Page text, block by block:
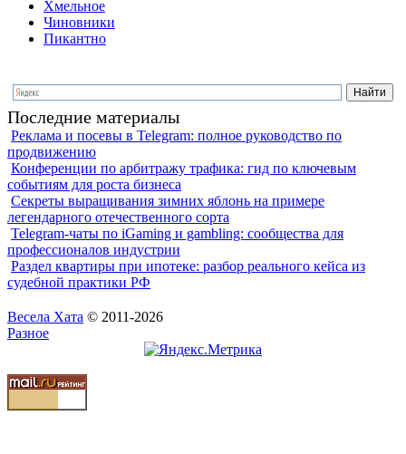
Хмельное
Чиновники
Пикантно
Последние материалы
Реклама и посевы в Telegram: полное руководство по
продвижению
Конференции по арбитражу трафика: гид по ключевым
событиям для роста бизнеса
Секреты выращивания зимних яблонь на примере
легендарного отечественного сорта
Telegram-чаты по iGaming и gambling: сообщества для
профессионалов индустрии
Раздел квартиры при ипотеке: разбор реального кейса из
судебной практики РФ
Весела Хата © 2011-2026
Разное